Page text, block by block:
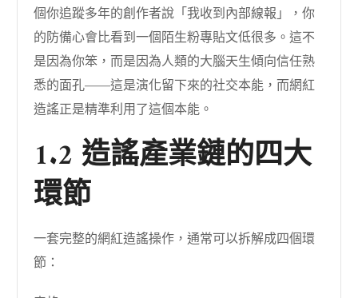
個你追蹤多年的創作者說「我收到內部線報」，你
的防備心會比看到一個陌生粉專貼文低很多。這不
是因為你笨，而是因為人類的大腦天生傾向信任熟
悉的面孔——這是演化留下來的社交本能，而網紅
造謠正是精準利用了這個本能。
1.2 造謠產業鏈的四大
環節
一套完整的網紅造謠操作，通常可以拆解成四個環
節：